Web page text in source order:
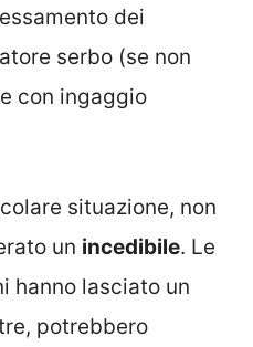
dei
serbo (se non
con ingaggio
situazione, non
un incedibile. Le
hanno lasciato un
potrebbero